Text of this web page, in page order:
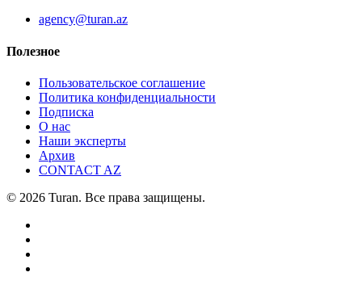
agency@turan.az
Полезное
Пользовательское соглашение
Политика конфиденциальности
Подписка
О нас
Наши эксперты
Архив
CONTACT AZ
© 2026 Turan. Все права защищены.